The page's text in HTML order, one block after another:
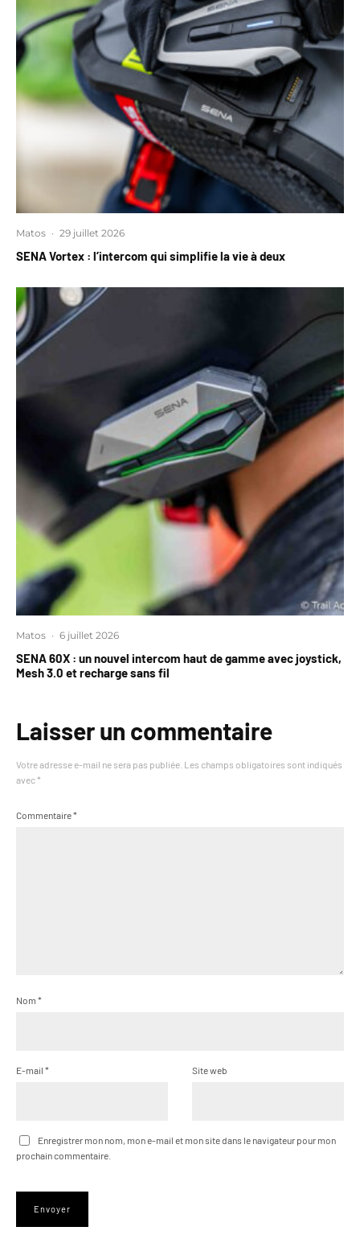
Matos · 29 juillet 2026
SENA Vortex : l’intercom qui simplifie la vie à deux
Matos · 6 juillet 2026
SENA 60X : un nouvel intercom haut de gamme avec joystick,
Mesh 3.0 et recharge sans fil
Laisser un commentaire
Votre adresse e-mail ne sera pas publiée. Les champs obligatoires sont indiqués
avec *
Commentaire*
Nom *
E-mail * Site web
Enregistrer mon nom, mon e-mail et mon site dans le navigateur pour mon
prochain commentaire.